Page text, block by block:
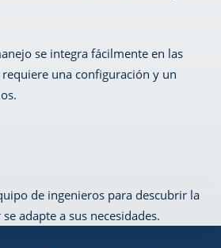
se integra fácilmente en las
una configuración y un